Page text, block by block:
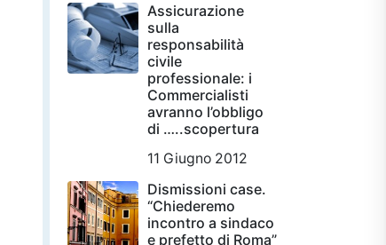
Assicurazione
sulla
responsabilità
civile
professionale: i
Commercialisti
avranno l’obbligo
di …..scopertura
11 Giugno 2012
Dismissioni case.
“Chiederemo
incontro a sindaco
e prefetto di Roma”